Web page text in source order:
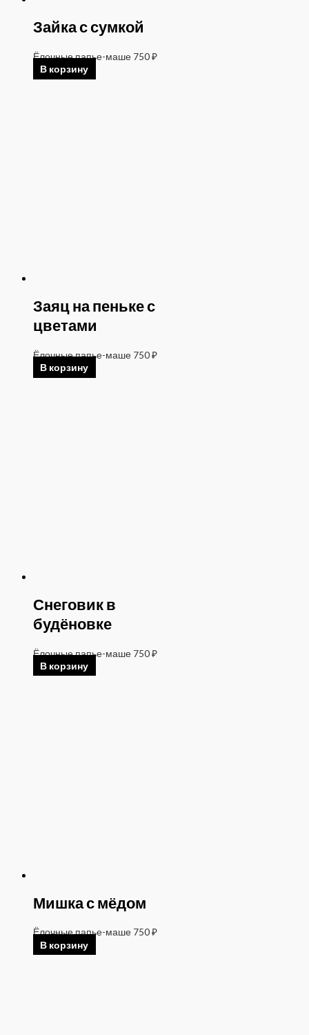
Зайка с сумкой
Ёлочные папье-маше 750₽
В корзину
Заяц на пеньке с
цветами
Ёлочные папье-маше 750₽
В корзину
Снеговик в
будёновке
Ёлочные папье-маше 750₽
В корзину
Мишка с мёдом
Ёлочные папье-маше 750₽
В корзину